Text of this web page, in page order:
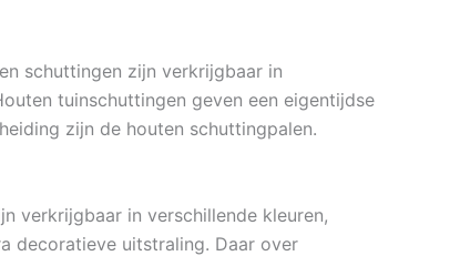
schuttingen zijn verkrijgbaar in
tuinschuttingen geven een eigentijdse
zijn de houten schuttingpalen.
verkrijgbaar in verschillende kleuren,
decoratieve uitstraling. Daar over